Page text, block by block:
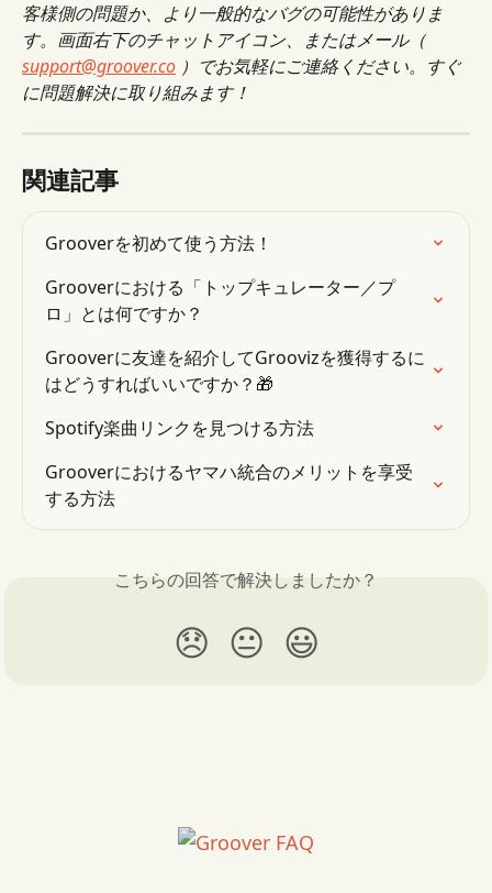
客様側の問題か、より一般的なバグの可能性がありま
す。画面右下のチャットアイコン、またはメール（
support@groover.co ）でお気軽にご連絡ください。すぐ
に問題解決に取り組みます！
関連記事
Grooverを初めて使う方法！
Grooverにおける「トップキュレーター／プ
ロ」とは何ですか？
Grooverに友達を紹介してGroovizを獲得するに
はどうすればいいですか？🎁
Spotify楽曲リンクを見つける方法
Grooverにおけるヤマハ統合のメリットを享受
する方法
こちらの回答で解決しましたか？
😞 😐 😃